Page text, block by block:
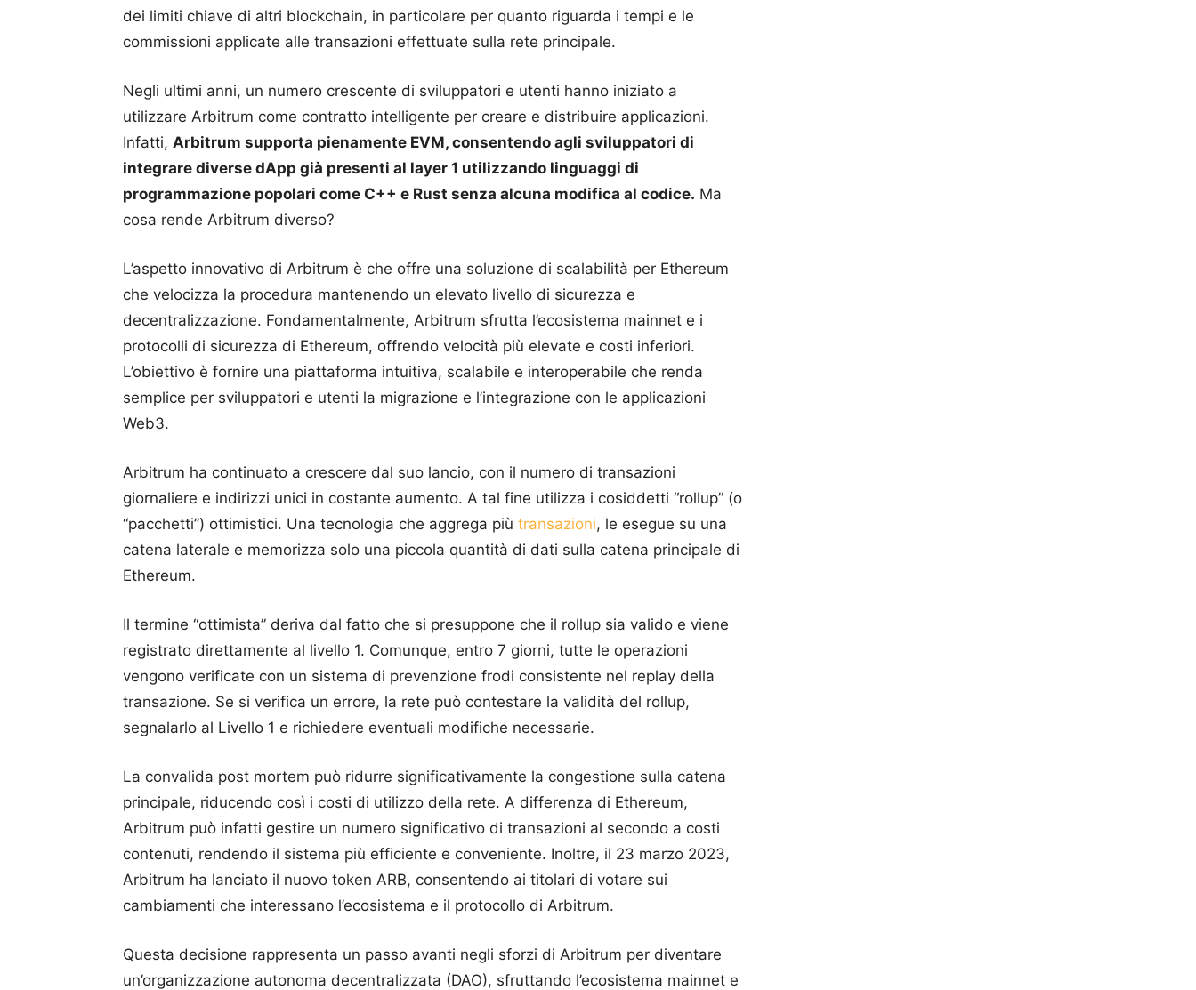
dei limiti chiave di altri blockchain, in particolare per quanto riguarda i tempi e le
commissioni applicate alle transazioni effettuate sulla rete principale.
Negli ultimi anni, un numero crescente di sviluppatori e utenti hanno iniziato a
utilizzare Arbitrum come contratto intelligente per creare e distribuire applicazioni.
Infatti, Arbitrum supporta pienamente EVM, consentendo agli sviluppatori di
integrare diverse dApp già presenti al layer 1 utilizzando linguaggi di
programmazione popolari come C++ e Rust senza alcuna modifica al codice. Ma
cosa rende Arbitrum diverso?
L’aspetto innovativo di Arbitrum è che offre una soluzione di scalabilità per Ethereum
che velocizza la procedura mantenendo un elevato livello di sicurezza e
decentralizzazione. Fondamentalmente, Arbitrum sfrutta l’ecosistema mainnet e i
protocolli di sicurezza di Ethereum, offrendo velocità più elevate e costi inferiori.
L’obiettivo è fornire una piattaforma intuitiva, scalabile e interoperabile che renda
semplice per sviluppatori e utenti la migrazione e l’integrazione con le applicazioni
Web3.
Arbitrum ha continuato a crescere dal suo lancio, con il numero di transazioni
giornaliere e indirizzi unici in costante aumento. A tal fine utilizza i cosiddetti “rollup” (o
“pacchetti”) ottimistici. Una tecnologia che aggrega più transazioni, le esegue su una
catena laterale e memorizza solo una piccola quantità di dati sulla catena principale di
Ethereum.
Il termine “ottimista” deriva dal fatto che si presuppone che il rollup sia valido e viene
registrato direttamente al livello 1. Comunque, entro 7 giorni, tutte le operazioni
vengono verificate con un sistema di prevenzione frodi consistente nel replay della
transazione. Se si verifica un errore, la rete può contestare la validità del rollup,
segnalarlo al Livello 1 e richiedere eventuali modifiche necessarie.
La convalida post mortem può ridurre significativamente la congestione sulla catena
principale, riducendo così i costi di utilizzo della rete. A differenza di Ethereum,
Arbitrum può infatti gestire un numero significativo di transazioni al secondo a costi
contenuti, rendendo il sistema più efficiente e conveniente. Inoltre, il 23 marzo 2023,
Arbitrum ha lanciato il nuovo token ARB, consentendo ai titolari di votare sui
cambiamenti che interessano l’ecosistema e il protocollo di Arbitrum.
Questa decisione rappresenta un passo avanti negli sforzi di Arbitrum per diventare
un’organizzazione autonoma decentralizzata (DAO), sfruttando l’ecosistema mainnet e